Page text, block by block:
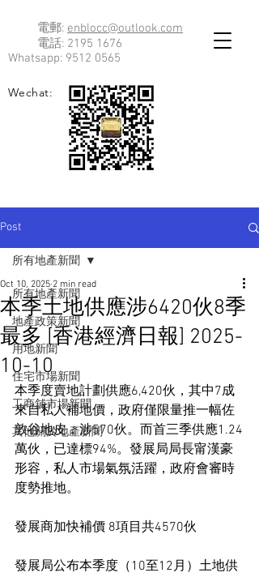
電郵: enblocc@outlook.com
電話: 2195 1676
Whatsapp: 9512 0565
Wechat:
Post
所有地產新聞
地產政策新聞
用地新聞
住宅市場新聞
工商舖市場新聞
其他關於地產新聞
所有地產新聞
本季土地供應涉6420伙8季
最多 [香港經濟日報] 2025-
10-10
Oct 10, 2025 2 min read
本季度賣地計劃供應6,420伙，其中7成
來自私人補地價，政府僅限量推一幅佐
敦谷地皮，涉570伙。而首三季供應1.24
萬伙，已達標94%。發展局局長甯漢豪
形容，私人市場氣氛活躍，政府會審時
度勢推地。
發展商加快補價 8項目共4570伙
發展局公布本季度（10至12月）土地供